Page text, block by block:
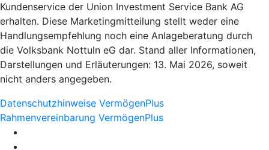
Kundenservice der Union Investment Service Bank AG
erhalten. Diese Marketingmitteilung stellt weder eine
Handlungsempfehlung noch eine Anlageberatung durch
die Volksbank Nottuln eG dar. Stand aller Informationen,
Darstellungen und Erläuterungen: 13. Mai 2026, soweit
nicht anders angegeben.
Datenschutzhinweise VermögenPlus
Rahmenvereinbarung VermögenPlus